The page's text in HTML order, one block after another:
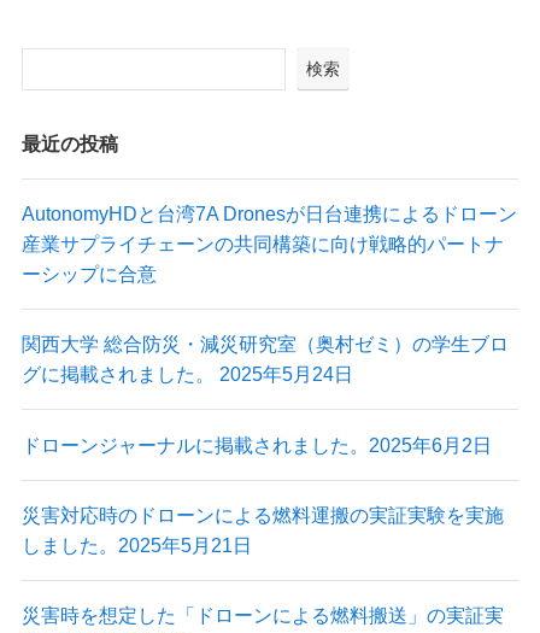
ドローン操縦士（プロパイロット）派遣
産業用ドローン講習
最新情報
導入実績
出展情報
実証実験
掲載記事
Blog
検索
最近の投稿
AutonomyHDと台湾7A Dronesが日台連携によるドローン
産業サプライチェーンの共同構築に向け戦略的パートナ
ーシップに合意
関西大学 総合防災・減災研究室（奥村ゼミ）の学生ブロ
グに掲載されました。 2025年5月24日
ドローンジャーナルに掲載されました。2025年6月2日
災害対応時のドローンによる燃料運搬の実証実験を実施
しました。2025年5月21日
災害時を想定した「ドローンによる燃料搬送」の実証実